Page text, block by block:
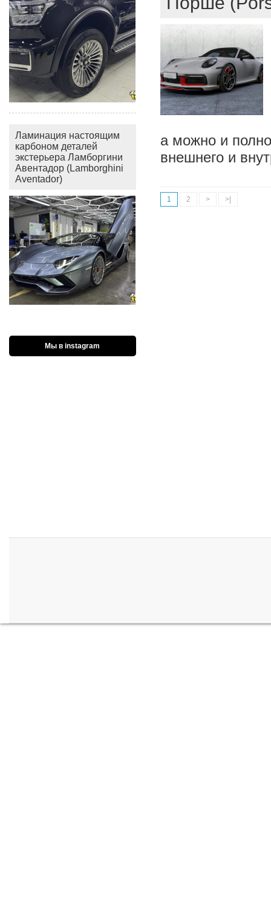
Ламинация настоящим
карбоном деталей
экстерьера Ламборгини
Авентадор (Lamborghini
Aventador)
Мы в instagram
а можно и
внешнего и
1 2 > >|